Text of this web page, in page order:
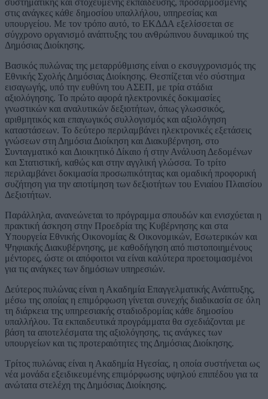
συστηματικής και στοχευμένης εκπαίδευσης, προσαρμοσμένης
στις ανάγκες κάθε δημοσίου υπαλλήλου, υπηρεσίας και
υπουργείου. Με τον τρόπο αυτό, το ΕΚΔΔΑ εξελίσσεται σε
σύγχρονο οργανισμό ανάπτυξης του ανθρώπινου δυναμικού της
Δημόσιας Διοίκησης.
Βασικός πυλώνας της μεταρρύθμισης είναι ο εκσυγχρονισμός της
Εθνικής Σχολής Δημόσιας Διοίκησης. Θεσπίζεται νέο σύστημα
εισαγωγής, υπό την ευθύνη του ΑΣΕΠ, με τρία στάδια
αξιολόγησης. Το πρώτο αφορά ηλεκτρονικές δοκιμασίες
γνωστικών και αναλυτικών δεξιοτήτων, όπως γλωσσικός,
αριθμητικός και επαγωγικός συλλογισμός και αξιολόγηση
καταστάσεων. Το δεύτερο περιλαμβάνει ηλεκτρονικές εξετάσεις
γνώσεων στη Δημόσια Διοίκηση και Διακυβέρνηση, στο
Συνταγματικό και Διοικητικό Δίκαιο ή στην Ανάλυση Δεδομένων
και Στατιστική, καθώς και στην αγγλική γλώσσα. Το τρίτο
περιλαμβάνει δοκιμασία προσωπικότητας και ομαδική προφορική
συζήτηση για την αποτίμηση των δεξιοτήτων του Ενιαίου Πλαισίου
Δεξιοτήτων.
Παράλληλα, ανανεώνεται το πρόγραμμα σπουδών και ενισχύεται η
πρακτική άσκηση στην Προεδρία της Κυβέρνησης και στα
Υπουργεία Εθνικής Οικονομίας & Οικονομικών, Εσωτερικών και
Ψηφιακής Διακυβέρνησης, με καθοδήγηση από πιστοποιημένους
μέντορες, ώστε οι απόφοιτοι να είναι καλύτερα προετοιμασμένοι
για τις ανάγκες των δημόσιων υπηρεσιών.
Δεύτερος πυλώνας είναι η Ακαδημία Επαγγελματικής Ανάπτυξης,
μέσω της οποίας η επιμόρφωση γίνεται συνεχής διαδικασία σε όλη
τη διάρκεια της υπηρεσιακής σταδιοδρομίας κάθε δημοσίου
υπαλλήλου. Τα εκπαιδευτικά προγράμματα θα σχεδιάζονται με
βάση τα αποτελέσματα της αξιολόγησης, τις ανάγκες των
υπουργείων και τις προτεραιότητες της Δημόσιας Διοίκησης.
Τρίτος πυλώνας είναι η Ακαδημία Ηγεσίας, η οποία συστήνεται ως
νέα μονάδα εξειδικευμένης επιμόρφωσης υψηλού επιπέδου για τα
ανώτατα στελέχη της Δημόσιας Διοίκησης.